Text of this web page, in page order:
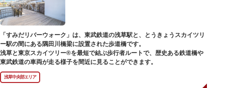
「すみだリバーウォーク」は、東武鉄道の浅草駅と、とうきょうスカイツリ
ー駅の間にある隅田川橋梁に設置された歩道橋です。
浅草と東京スカイツリー®を最短で結ぶ歩行者ルートで、歴史ある鉄道橋や
東武鉄道の車両が走る様子を間近に見ることができます。
浅草中央部エリア